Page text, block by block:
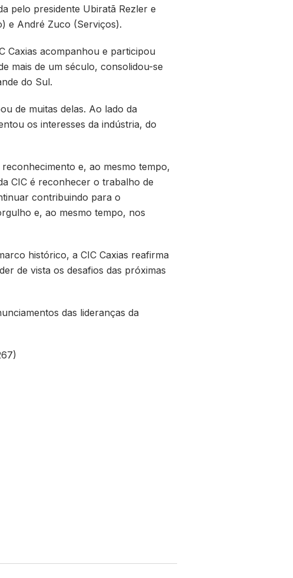
pelo presidente Ubiratã Rezler e
e André Zuco (Serviços).
Caxias acompanhou e participou
mais de um século, consolidou-se
do Sul.
de muitas delas. Ao lado da
os interesses da indústria, do
e, ao mesmo tempo,
CIC é reconhecer o trabalho de
contribuindo para o
e, ao mesmo tempo, nos
histórico, a CIC Caxias reafirma
de vista os desafios das próximas
das lideranças da